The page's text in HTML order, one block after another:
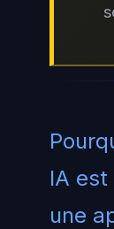
IA
une